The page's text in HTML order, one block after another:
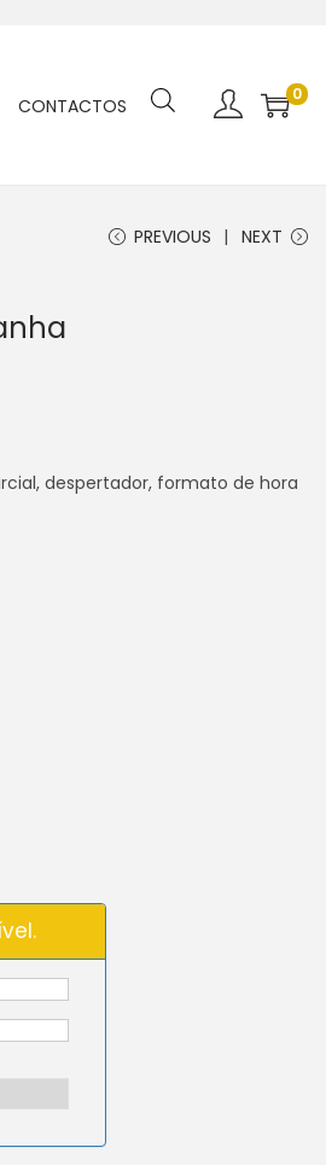
CONTACTOS 0
PREVIOUS NEXT
despertador, formato de hora